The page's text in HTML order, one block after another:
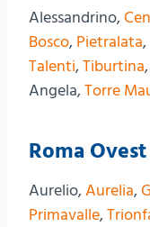
Alessandrino,
Bosco, Pietralata,
Talenti,Tiburtina,
Angela,Torre
Roma Ovest
Aurelio,Aurelia,
Primavalle,